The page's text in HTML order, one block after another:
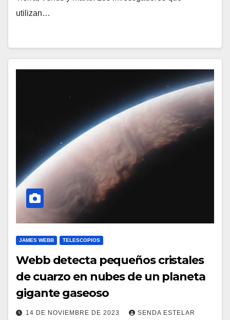
utilizan…
JAMES WEBB TELESCOPIOS
Webb detecta pequeños cristales
de cuarzo en nubes de un planeta
gigante gaseoso
14 DE NOVIEMBRE DE 2023 SENDA ESTELAR